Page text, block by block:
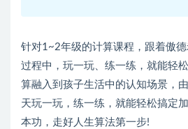
针对1~2年级的计算课程，跟着傲
过程中，玩一玩、练一练，就能轻
算融入到孩子生活中的认知场景，
天玩一玩，练一练，就能轻松搞定
本功，走好人生算法第一步!